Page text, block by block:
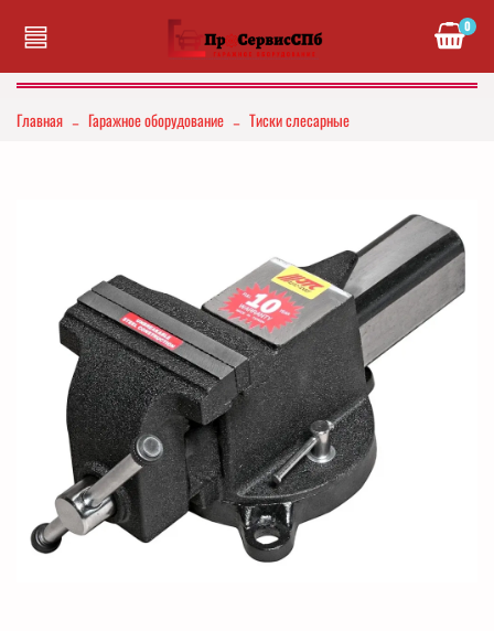
0
Главная Гаражное оборудование Тиски слесарные